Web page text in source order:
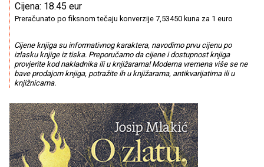
Cijena: 18.45 eur
Preračunato po fiksnom tečaju konverzije 7,53450 kuna za 1 euro
Cijene knjiga su informativnog karaktera, navodimo prvu cijenu po
izlasku knjige iz tiska. Preporučamo da cijene i dostupnost knjiga
provjerite kod nakladnika ili u knjižarama! Moderna vremena više se ne
bave prodajom knjiga, potražite ih u knjižarama, antikvarijatima ili u
knjižnicama.